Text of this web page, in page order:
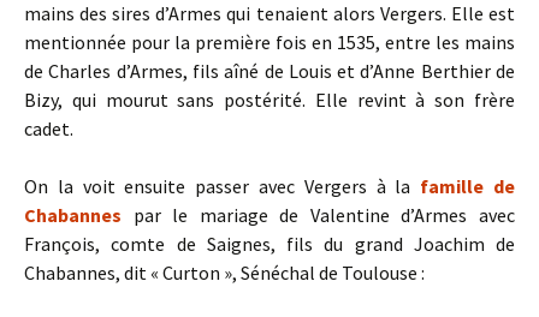
mains des sires d’Armes qui tenaient alors Vergers. Elle est
mentionnée pour la première fois en 1535, entre les mains
de Charles d’Armes, fils aîné de Louis et d’Anne Berthier de
Bizy, qui mourut sans postérité. Elle revint à son frère
cadet.
On la voit ensuite passer avec Vergers à la famille de
Chabannes par le mariage de Valentine d’Armes avec
François, comte de Saignes, fils du grand Joachim de
Chabannes, dit « Curton », Sénéchal de Toulouse :